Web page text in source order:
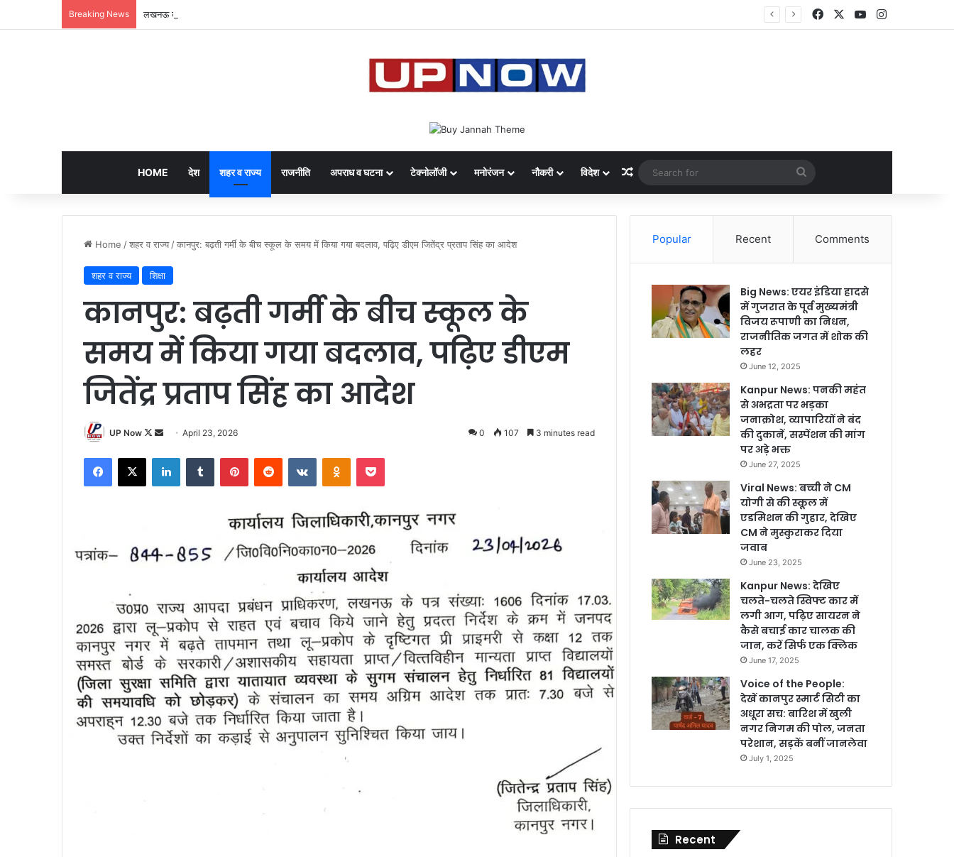
Breaking News लखनऊ की ‘समिट बिल्डिंग’ में चल रहा था 200 करोड़ का साइबर घोटाला: 40 युवतियों समेत 119 गिरफ्तार FacebookYouTubeInstagram
HOME देश शहर व राज्य राजनीति अपराध व घटना टेक्नोलॉजी मनोरंजन नौकरी विदेश Random Article
for
Home /शहर व राज्य /कानपुर: बढ़ती गर्मी के बीच स्कूल के समय में किया गया बदलाव, पढ़िए डीएम जितेंद्र प्रताप सिंह का आदेश
शहर व राज्य शिक्षा
कानपुर: बढ़ती गर्मी के बीच स्कूल के
समय में किया गया बदलाव, पढ़िए डीएम
जितेंद्र प्रताप सिंह का आदेश
UP Now
Follow
Send
email
April 23, 2026 0 107 3 minutes read
Facebook
X LinkedInTumblr PinterestReddit VKontakteOdnoklassniki
Pocket
Popular Recent Comments
Big News: एयर इंडिया हादसे
में गुजरात के पूर्व मुख्यमंत्री
विजय रूपाणी का निधन,
राजनीतिक जगत में शोक की
लहर
June 12, 2025
Kanpur News: पनकी महंत
से अभद्रता पर भड़का
जनाक्रोश, व्यापारियों ने बंद
की दुकानें, सस्पेंशन की मांग
पर अड़े भक्त
June 27, 2025
Viral News: बच्ची ने CM
योगी से की स्कूल में
एडमिशन की गुहार, देखिए
CM ने मुस्कुराकर दिया
जवाब
June 23, 2025
Kanpur News: देखिए
चलते-चलते स्विफ्ट कार में
लगी आग, पढ़िए सायरन ने
कैसे बचाई कार चालक की
जान, करें सिर्फ एक क्लिक
June 17, 2025
Voice of the People:
देखें कानपुर स्मार्ट सिटी का
अधूरा सच: बारिश में खुली
नगर निगम की पोल, जनता
परेशान, सड़कें बनीं जानलेवा
July 1, 2025
Recent